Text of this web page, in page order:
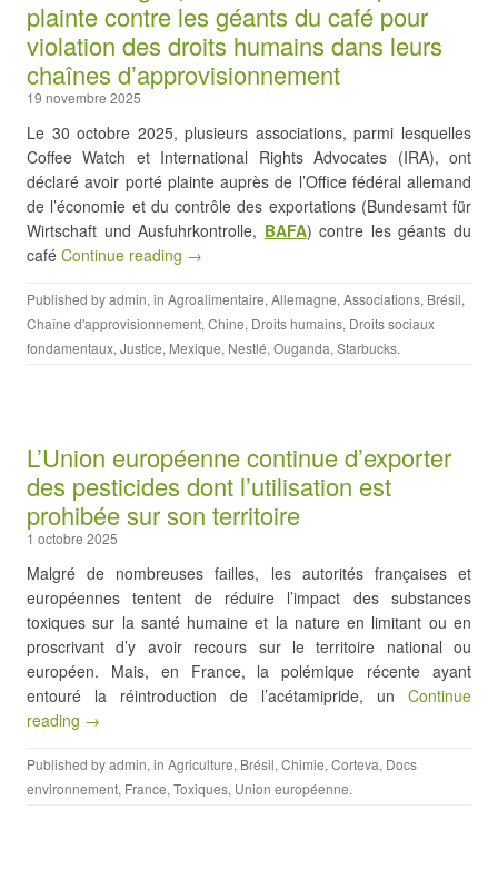
plainte contre les géants du café pour
violation des droits humains dans leurs
chaînes d’approvisionnement
19 novembre 2025
Le 30 octobre 2025, plusieurs associations, parmi lesquelles
Coffee Watch et International Rights Advocates (IRA), ont
déclaré avoir porté plainte auprès de l’Office fédéral allemand
de l’économie et du contrôle des exportations (Bundesamt für
Wirtschaft und Ausfuhrkontrolle, BAFA) contre les géants du
café Continue reading →
Published byadmin, in Agroalimentaire, Allemagne, Associations, Brésil,
Chaîne d'approvisionnement, Chine, Droits humains, Droits sociaux
fondamentaux, Justice, Mexique, Nestlé, Ouganda, Starbucks.
L’Union européenne continue d’exporter
des pesticides dont l’utilisation est
prohibée sur son territoire
1 octobre 2025
Malgré de nombreuses failles, les autorités françaises et
européennes tentent de réduire l’impact des substances
toxiques sur la santé humaine et la nature en limitant ou en
proscrivant d’y avoir recours sur le territoire national ou
européen. Mais, en France, la polémique récente ayant
entouré la réintroduction de l’acétamipride, un Continue
reading →
Published byadmin, in Agriculture, Brésil, Chimie, Corteva, Docs
environnement, France, Toxiques, Union européenne.